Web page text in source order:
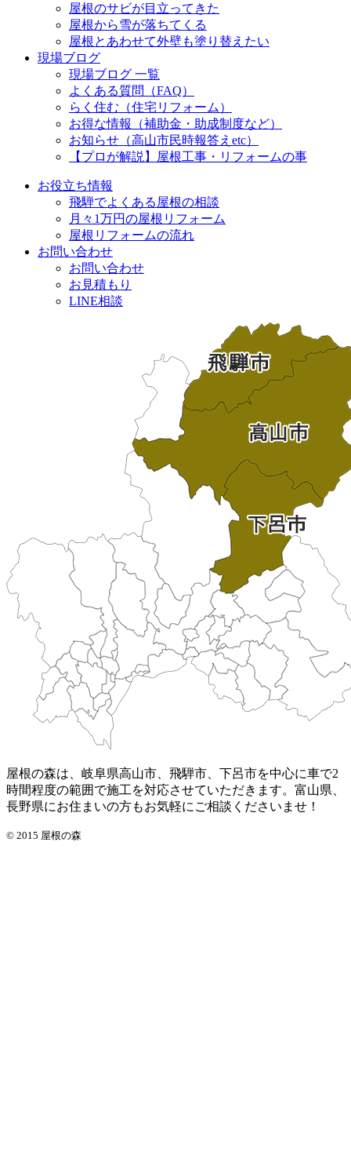
屋根のサビが目立ってきた
屋根から雪が落ちてくる
屋根とあわせて外壁も塗り替えたい
現場ブログ
現場ブログ 一覧
よくある質問（FAQ）
らく住む（住宅リフォーム）
お得な情報（補助金・助成制度など）
お知らせ（高山市民時報答えetc）
【プロが解説】屋根工事・リフォームの事
お役立ち情報
飛騨でよくある屋根の相談
月々1万円の屋根リフォーム
屋根リフォームの流れ
お問い合わせ
お問い合わせ
お見積もり
LINE相談
屋根の森は、岐阜県高山市、飛騨市、下呂市を中心に車で2
時間程度の範囲で施工を対応させていただきます。富山県、
長野県にお住まいの方もお気軽にご相談くださいませ！
© 2015 屋根の森